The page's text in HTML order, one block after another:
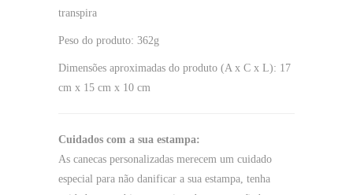
transpira
Peso do produto: 362g
Dimensões aproximadas do produto (A x C x L): 17
cm x 15 cm x 10 cm
Cuidados com a sua estampa:
As canecas personalizadas merecem um cuidado
especial para não danificar a sua estampa, tenha